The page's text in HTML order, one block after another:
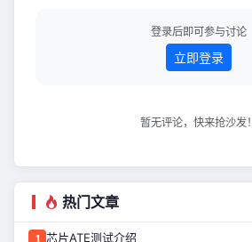
登录后即可参与讨论
立即登录
暂无评论，快来抢沙发！
热门文章
1 芯片ATE测试介绍